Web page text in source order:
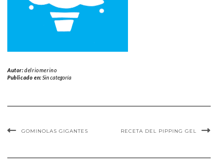
Autor:delriomerino
Publicado en:Sin categoría
GOMINOLAS GIGANTES RECETA DEL PIPPING GEL